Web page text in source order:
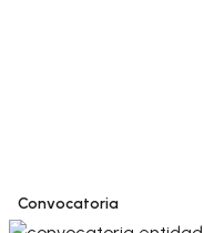
Convocatoria